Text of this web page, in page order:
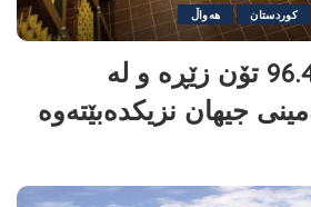
کوردستان هەواڵ
عێراق خاوەنی 96.4 تۆن زێڕە و لە